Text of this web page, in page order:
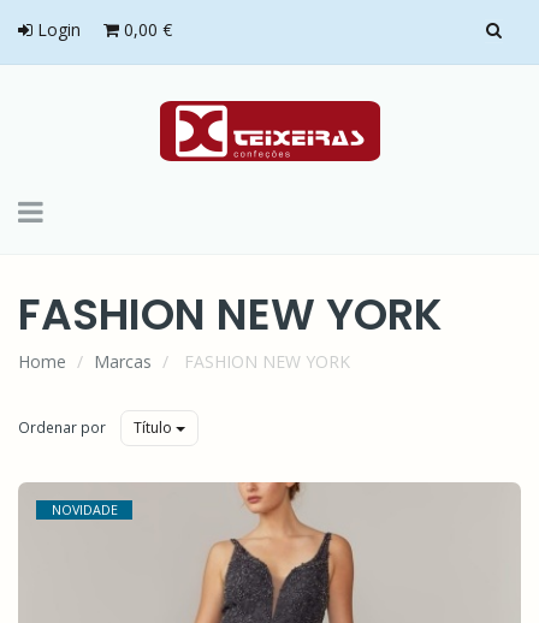
Login 0,00 €
Toggle
FASHION NEW YORK
Home Marcas FASHION NEW YORK
Ordenar por Título
NOVIDADE